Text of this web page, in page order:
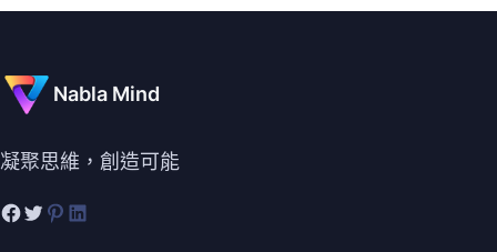
Nabla Mind
凝聚思維，創造可能